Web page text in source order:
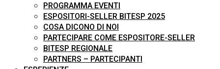
PROGRAMMA EVENTI
ESPOSITORI-SELLER BITESP 2025
COSA DICONO DI NOI
PARTECIPARE COME ESPOSITORE-SELLER
BITESP REGIONALE
PARTNERS – PARTECIPANTI